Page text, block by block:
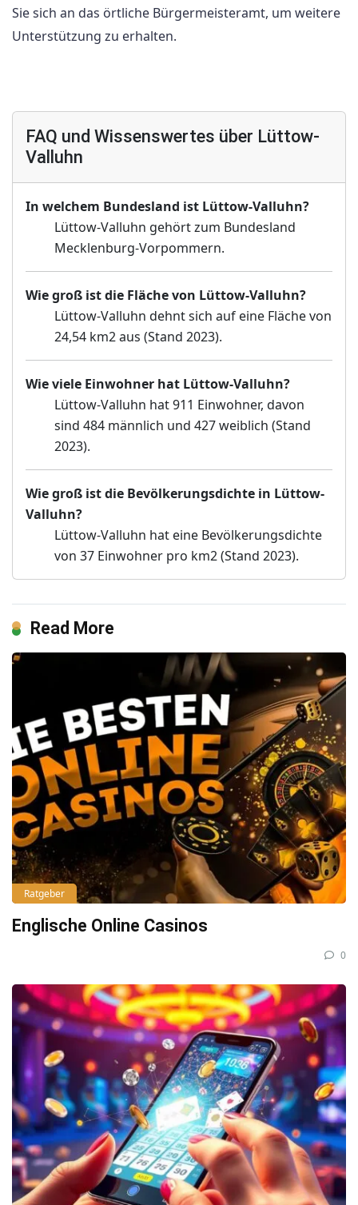
Sie sich an das örtliche Bürgermeisteramt, um weitere
Unterstützung zu erhalten.
FAQ und Wissenswertes über Lüttow-
Valluhn
In welchem Bundesland ist Lüttow-Valluhn?
Lüttow-Valluhn gehört zum Bundesland
Mecklenburg-Vorpommern.
Wie groß ist die Fläche von Lüttow-Valluhn?
Lüttow-Valluhn dehnt sich auf eine Fläche von
24,54 km2 aus (Stand 2023).
Wie viele Einwohner hat Lüttow-Valluhn?
Lüttow-Valluhn hat 911 Einwohner, davon
sind 484 männlich und 427 weiblich (Stand
2023).
Wie groß ist die Bevölkerungsdichte in Lüttow-
Valluhn?
Lüttow-Valluhn hat eine Bevölkerungsdichte
von 37 Einwohner pro km2 (Stand 2023).
Read More
Ratgeber
Englische Online Casinos
0